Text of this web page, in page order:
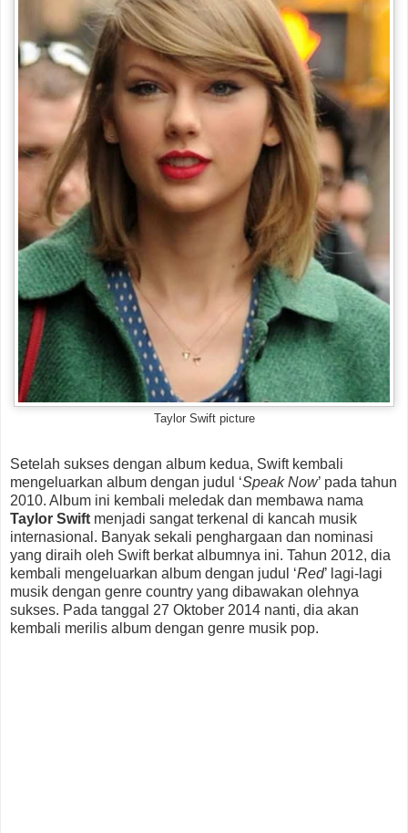
Taylor Swift picture
Setelah sukses dengan album kedua, Swift kembali
mengeluarkan album dengan judul ‘Speak Now’ pada tahun
2010. Album ini kembali meledak dan membawa nama
Taylor Swift menjadi sangat terkenal di kancah musik
internasional. Banyak sekali penghargaan dan nominasi
yang diraih oleh Swift berkat albumnya ini. Tahun 2012, dia
kembali mengeluarkan album dengan judul ‘Red’ lagi-lagi
musik dengan genre country yang dibawakan olehnya
sukses. Pada tanggal 27 Oktober 2014 nanti, dia akan
kembali merilis album dengan genre musik pop.